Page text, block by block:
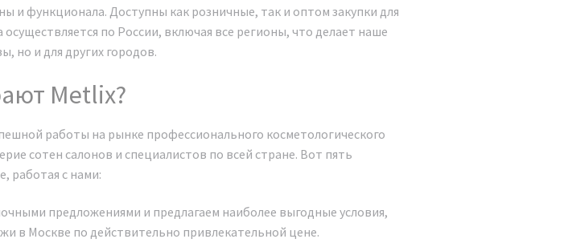
и функционала. Доступны как розничные, так и оптом закупки для
по России, включая все регионы, что делает наше
но и для других городов.
Metlix?
работы на рынке профессионального косметологического
сотен салонов и специалистов по всей стране. Вот пять
работая с нами:
предложениями и предлагаем наиболее выгодные условия,
в Москве по действительно привлекательной цене.